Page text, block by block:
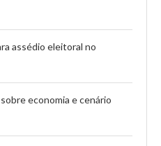
assédio eleitoral no
economia e cenário